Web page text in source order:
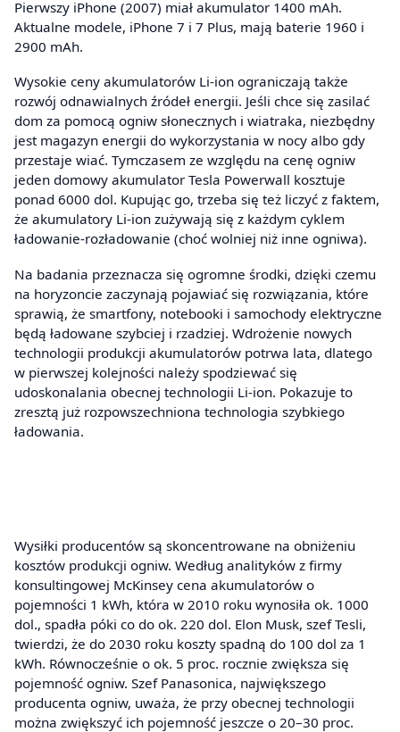
Pierwszy iPhone (2007) miał akumulator 1400 mAh.
Aktualne modele, iPhone 7 i 7 Plus, mają baterie 1960 i
2900 mAh.
Wysokie ceny akumulatorów Li-ion ograniczają także
rozwój odnawialnych źródeł energii. Jeśli chce się zasilać
dom za pomocą ogniw słonecznych i wiatraka, niezbędny
jest magazyn energii do wykorzystania w nocy albo gdy
przestaje wiać. Tymczasem ze względu na cenę ogniw
jeden domowy akumulator Tesla Powerwall kosztuje
ponad 6000 dol. Kupując go, trzeba się też liczyć z faktem,
że akumulatory Li-ion zużywają się z każdym cyklem
ładowanie-rozładowanie (choć wolniej niż inne ogniwa).
Na badania przeznacza się ogromne środki, dzięki czemu
na horyzoncie zaczynają pojawiać się rozwiązania, które
sprawią, że smartfony, notebooki i samochody elektryczne
będą ładowane szybciej i rzadziej. Wdrożenie nowych
technologii produkcji akumulatorów potrwa lata, dlatego
w pierwszej kolejności należy spodziewać się
udoskonalania obecnej technologii Li-ion. Pokazuje to
zresztą już rozpowszechniona technologia szybkiego
ładowania.
Wysiłki producentów są skoncentrowane na obniżeniu
kosztów produkcji ogniw. Według analityków z firmy
konsultingowej McKinsey cena akumulatorów o
pojemności 1 kWh, która w 2010 roku wynosiła ok. 1000
dol., spadła póki co do ok. 220 dol. Elon Musk, szef Tesli,
twierdzi, że do 2030 roku koszty spadną do 100 dol za 1
kWh. Równocześnie o ok. 5 proc. rocznie zwiększa się
pojemność ogniw. Szef Panasonica, największego
producenta ogniw, uważa, że przy obecnej technologii
można zwiększyć ich pojemność jeszcze o 20–30 proc.